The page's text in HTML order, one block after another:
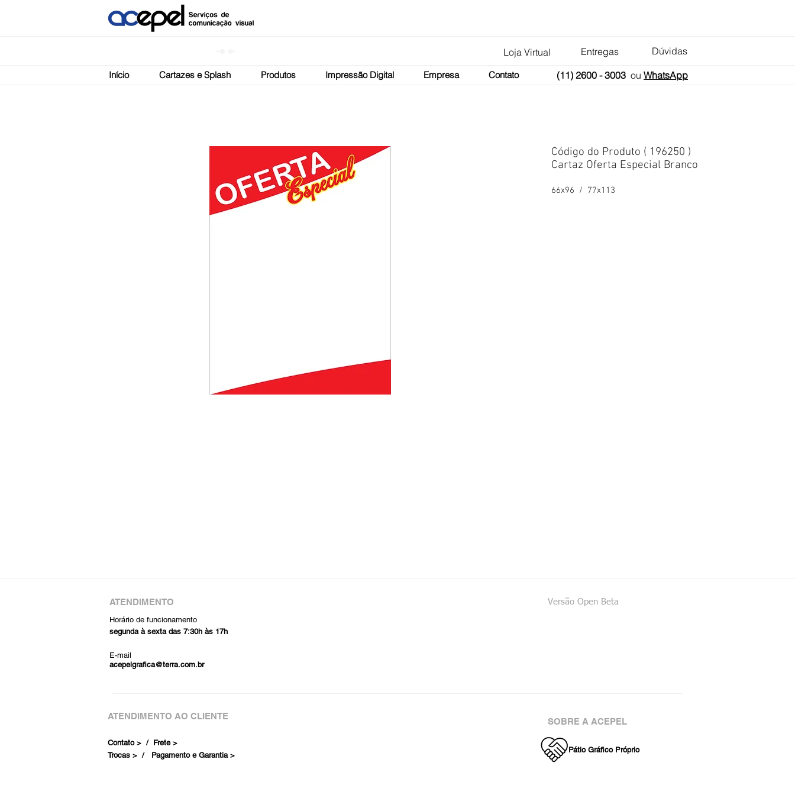
Loja Virtual Entregas Dúvidas
Código do Produto ( 196250 )
Cartaz Oferta Especial Branco
66x96 / 77x113
(11) 2600 - 3003 ou WhatsApp
Início Cartazes e Splash Produtos Impressão Digital Empresa Contato
ATENDIMENTO
Versão Open Beta
Horário de funcionamento
segunda à sexta das 7:30h às 17h
E-mail
acepelgrafica@terra.com.br
ATENDIMENTO AO CLIENTE
Contato > / Frete >
Trocas > / Pagamento e Garantia >
SOBRE A ACEPEL
Pátio Gráfico Próprio